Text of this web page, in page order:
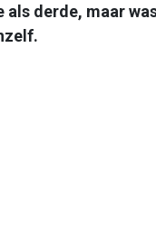
als derde, maar